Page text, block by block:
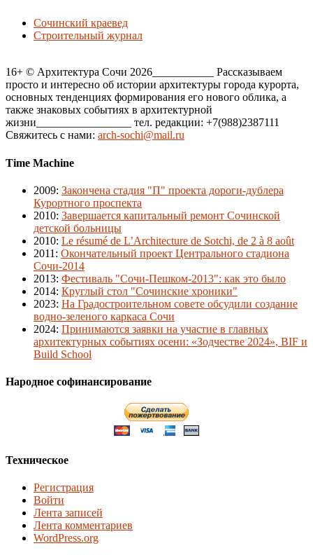
Сочинский краевед
Строительный журнал
16+ © Архитектура Сочи 2026___________ Рассказываем
просто и интересно об истории архитектуры города курорта,
основных тенденциях формирования его нового облика, а
также знаковых событиях в архитектурной
жизни_________________ тел. редакции: +7(988)2387111
Свяжитесь с нами: arch-sochi@mail.ru
Time Machine
2009: Закончена стадия "П" проекта дороги-дублера
Курортного проспекта
2010: Завершается капитальный ремонт Сочинской
детской больницы
2010: Le résumé de L’Architecture de Sotchi, de 2 à 8 août
2011 : Окончательный проект Центрального стадиона
Сочи-2014
2013: Фестиваль "Сочи-Пешком-2013": как это было
2014: Круглый стол "Сочинские хроники"
2023: На Градостроительном совете обсудили создание
водно-зеленого каркаса Сочи
2024: Принимаются заявки на участие в главных
архитектурных событиях осени: «Зодчестве 2024», BIF и
Build School
Народное софинансирование
Техническое
Регистрация
Войти
Лента записей
Лента комментариев
WordPress.org